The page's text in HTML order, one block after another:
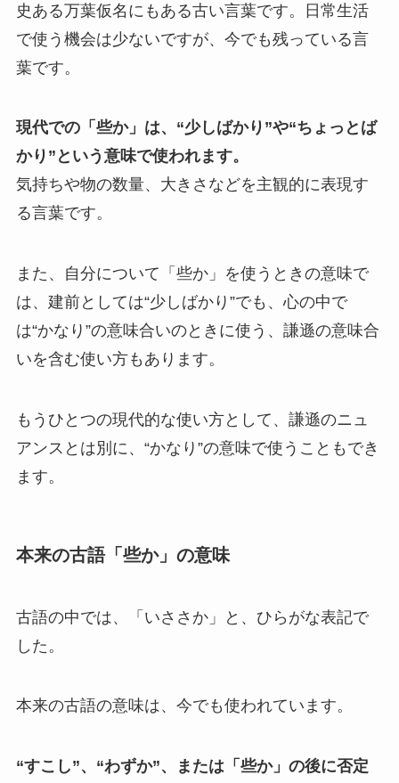
史ある万葉仮名にもある古い言葉です。日常生活
で使う機会は少ないですが、今でも残っている言
葉です。
現代での「些か」は、“少しばかり”や“ちょっとば
かり”という意味で使われます。
気持ちや物の数量、大きさなどを主観的に表現す
る言葉です。
また、自分について「些か」を使うときの意味で
は、建前としては“少しばかり”でも、心の中で
は“かなり”の意味合いのときに使う、謙遜の意味合
いを含む使い方もあります。
もうひとつの現代的な使い方として、謙遜のニュ
アンスとは別に、“かなり”の意味で使うこともでき
ます。
本来の古語「些か」の意味
古語の中では、「いささか」と、ひらがな表記で
した。
本来の古語の意味は、今でも使われています。
“すこし”、“わずか”、または「些か」の後に否定